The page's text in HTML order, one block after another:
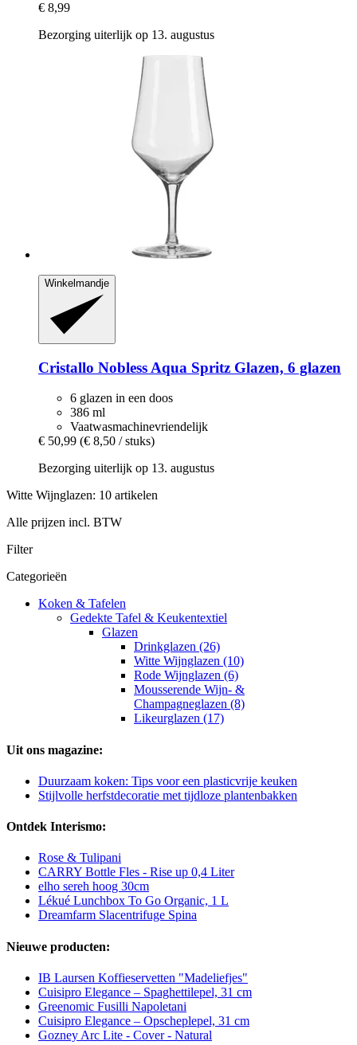
€ 8,99
Bezorging uiterlijk op 13. augustus
Winkelmandje
Cristallo Nobless Aqua Spritz Glazen, 6 glazen
6 glazen in een doos
386 ml
Vaatwasmachinevriendelijk
€ 50,99 (€ 8,50 / stuks)
Bezorging uiterlijk op 13. augustus
Witte Wijnglazen: 10 artikelen
Alle prijzen incl. BTW
Filter
Categorieën
Koken & Tafelen
Gedekte Tafel & Keukentextiel
Glazen
Drinkglazen (26)
Witte Wijnglazen (10)
Rode Wijnglazen (6)
Mousserende Wijn- &
Champagneglazen (8)
Likeurglazen (17)
Uit ons magazine:
Duurzaam koken: Tips voor een plasticvrije keuken
Stijlvolle herfstdecoratie met tijdloze plantenbakken
Ontdek Interismo:
Rose & Tulipani
CARRY Bottle Fles - Rise up 0,4 Liter
elho sereh hoog 30cm
Lékué Lunchbox To Go Organic, 1 L
Dreamfarm Slacentrifuge Spina
Nieuwe producten:
IB Laursen Koffieservetten "Madeliefjes"
Cuisipro Elegance – Spaghettilepel, 31 cm
Greenomic Fusilli Napoletani
Cuisipro Elegance – Opscheplepel, 31 cm
Gozney Arc Lite - Cover - Natural